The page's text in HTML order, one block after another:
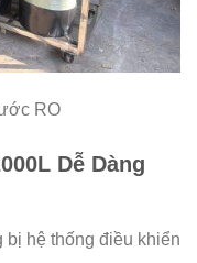
RO
Dễ Dàng
hệ thống điều khiển